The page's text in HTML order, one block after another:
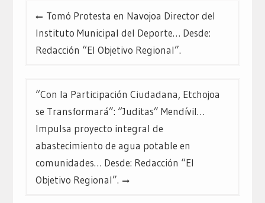
Navegación
de
entradas
Tomó Protesta en Navojoa Director del
Instituto Municipal del Deporte… Desde:
Redacción “El Objetivo Regional”.
“Con la Participación Ciudadana, Etchojoa
se Transformará”: “Juditas” Mendívil…
Impulsa proyecto integral de
abastecimiento de agua potable en
comunidades… Desde: Redacción “El
Objetivo Regional”.